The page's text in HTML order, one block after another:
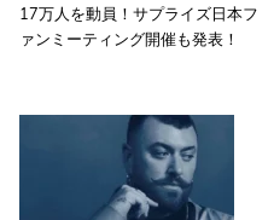
17万人を動員！サプライズ日本フ
ァンミーティング開催も発表！